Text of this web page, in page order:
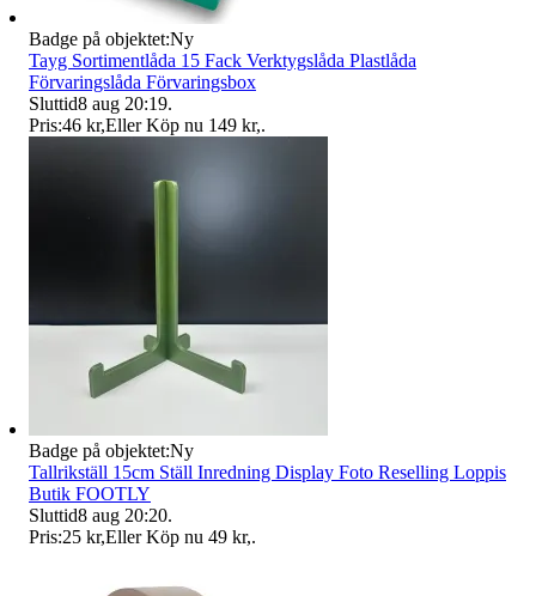
Badge på objektet:Ny
Tayg Sortimentlåda 15 Fack Verktygslåda Plastlåda
Förvaringslåda Förvaringsbox
Sluttid8 aug 20:19.
Pris:46 kr,Eller Köp nu 149 kr,.
Badge på objektet:Ny
Tallrikställ 15cm Ställ Inredning Display Foto Reselling Loppis
Butik FOOTLY
Sluttid8 aug 20:20.
Pris:25 kr,Eller Köp nu 49 kr,.